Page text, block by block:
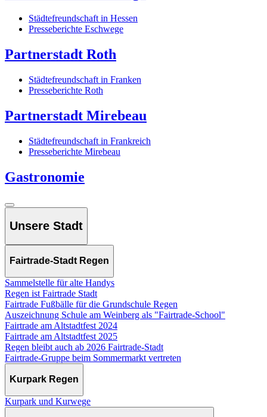
Städtefreundschaft in Hessen
Presseberichte Eschwege
Partnerstadt Roth
Städtefreundschaft in Franken
Presseberichte Roth
Partnerstadt Mirebeau
Städtefreundschaft in Frankreich
Presseberichte Mirebeau
Gastronomie
Unsere Stadt
Fairtrade-Stadt Regen
Sammelstelle für alte Handys
Regen ist Fairtrade Stadt
Fairtrade Fußbälle für die Grundschule Regen
Auszeichnung Schule am Weinberg als "Fairtrade-School"
Fairtrade am Altstadtfest 2024
Fairtrade am Altstadtfest 2025
Regen bleibt auch ab 2026 Fairtrade-Stadt
Fairtrade-Gruppe beim Sommermarkt vertreten
Kurpark Regen
Kurpark und Kurwege